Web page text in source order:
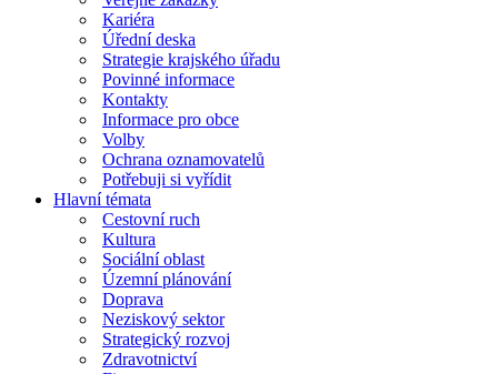
Kariéra
Úřední deska
Strategie krajského úřadu
Povinné informace
Kontakty
Informace pro obce
Volby
Ochrana oznamovatelů
Potřebuji si vyřídit
Hlavní témata
Cestovní ruch
Kultura
Sociální oblast
Územní plánování
Doprava
Neziskový sektor
Strategický rozvoj
Zdravotnictví